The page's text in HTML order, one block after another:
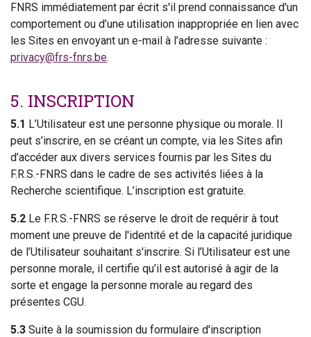
FNRS immédiatement par écrit s'il prend connaissance d'un
comportement ou d’une utilisation inappropriée en lien avec
les Sites en envoyant un e-mail à l’adresse suivante :
privacy@frs-fnrs.be.
5. INSCRIPTION
5.1 L’Utilisateur est une personne physique ou morale. Il
peut s’inscrire, en se créant un compte, via les Sites afin
d’accéder aux divers services fournis par les Sites du
F.R.S.-FNRS dans le cadre de ses activités liées à la
Recherche scientifique. L’inscription est gratuite.
5.2 Le F.R.S.-FNRS se réserve le droit de requérir à tout
moment une preuve de l'identité et de la capacité juridique
de l’Utilisateur souhaitant s'inscrire. Si l’Utilisateur est une
personne morale, il certifie qu’il est autorisé à agir de la
sorte et engage la personne morale au regard des
présentes CGU.
5.3 Suite à la soumission du formulaire d'inscription